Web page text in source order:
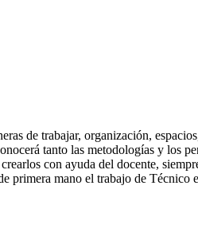
de trabajar, organización,
tanto las metodologías y los
con ayuda del docente,
primera mano el trabajo de